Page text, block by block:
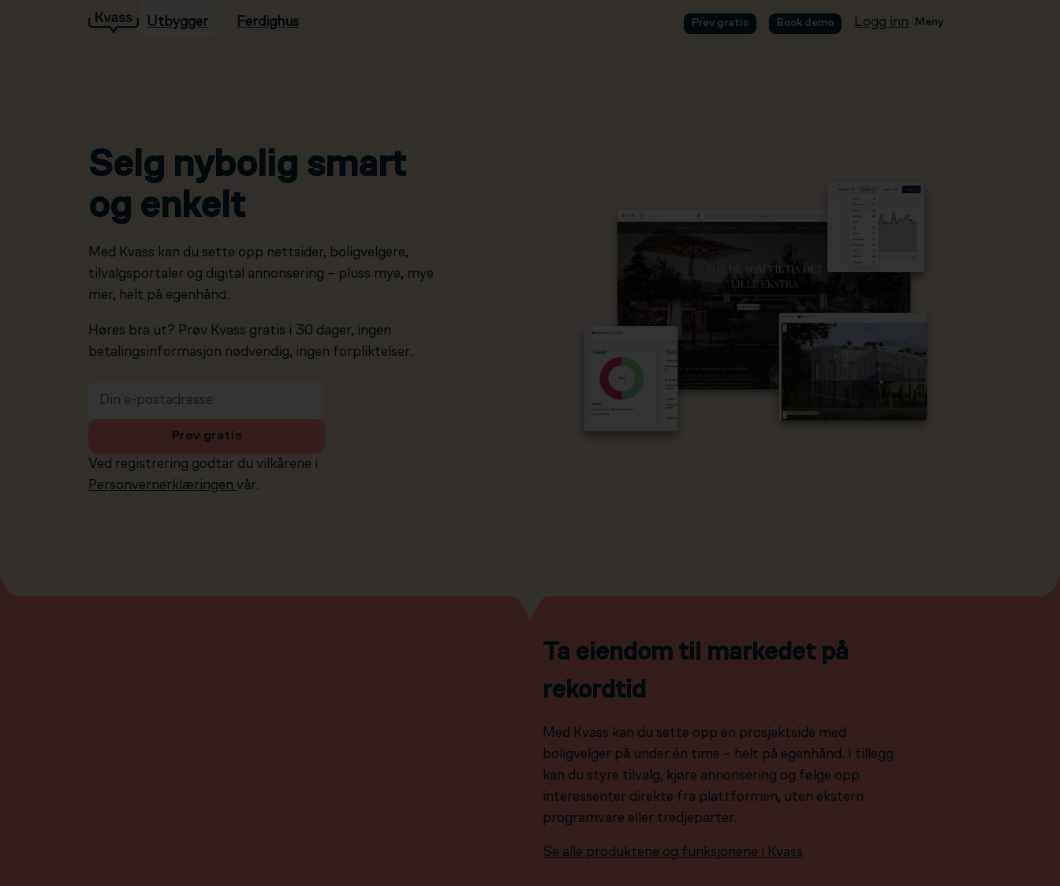
Hopp til hovedinnholdUtbygger Ferdighus Prøv gratis Book demo Logg inn Meny
Selg nybolig smart
og enkelt
Med Kvass kan du sette opp nettsider, boligvelgere,
tilvalgsportaler og digital annonsering – pluss mye, mye
mer, helt på egenhånd.
Høres bra ut? Prøv Kvass gratis i 30 dager, ingen
betalingsinformasjon nødvendig, ingen forpliktelser.
Ved registrering godtar du vilkårene i
Personvernerklæringen vår.
Prøv gratis
Ta eiendom til markedet på
rekordtid
Med Kvass kan du sette opp en prosjektside med
boligvelger på under én time – helt på egenhånd. I tillegg
kan du styre tilvalg, kjøre annonsering og følge opp
interessenter direkte fra plattformen, uten ekstern
programvare eller tredjeparter.
Se alle produktene og funksjonene i Kvass